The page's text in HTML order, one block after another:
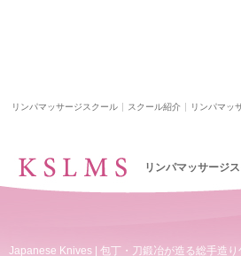
リンパマッサージスクール スクール紹介 リンパマッ
リンパマッサージ
Japanese Knives 包丁・刀鍛冶が造る総手造り